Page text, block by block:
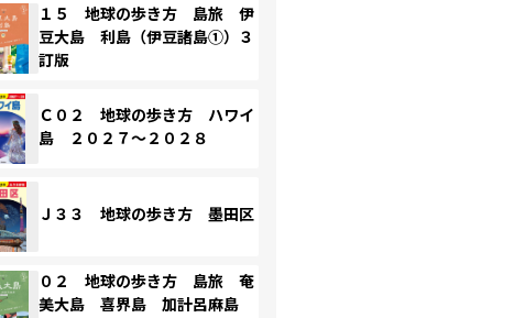
１５ 地球の歩き方 島旅 伊
豆大島 利島（伊豆諸島①）３
訂版
Ｃ０２ 地球の歩き方 ハワイ
島 ２０２７～２０２８
Ｊ３３ 地球の歩き方 墨田区
０２ 地球の歩き方 島旅 奄
美大島 喜界島 加計呂麻島